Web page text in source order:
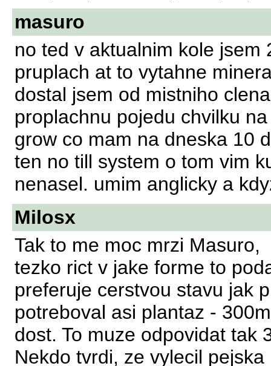
masuro
no ted v aktualnim kole
pruplach at to vytahne
dostal jsem od mistniho
proplachnu pojedu chvilku
grow co mam na dneska 10
ten no till system o tom vim
nenasel. umim anglicky a
Milosx
Tak to me moc mrzi Masuro,
tezko rict v jake forme to
preferuje cerstvou stavu jak
potreboval asi plantaz -
dost. To muze odpovidat tak
Nekdo tvrdi, ze vylecil